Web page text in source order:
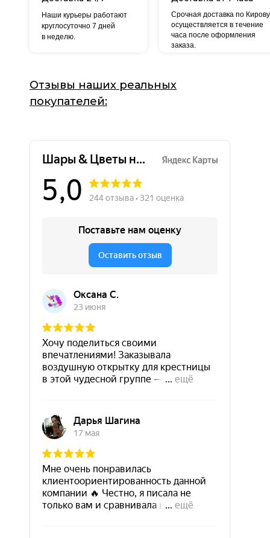
Срочная доставка по Кирову
осуществляется в течение
часа после оформления
заказа.
Наши курьеры работают
круглосуточно 7 дней
в неделю.
Отзывы наших реальных
покупателей: